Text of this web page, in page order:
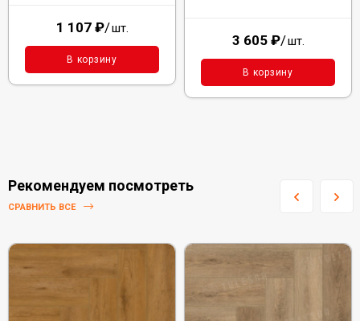
1 107 ₽/шт.
В корзину
3 605 ₽/шт.
В корзину
Рекомендуем посмотреть
СРАВНИТЬ ВСЕ